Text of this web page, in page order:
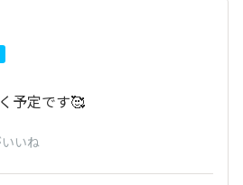
予定です🥰
いね